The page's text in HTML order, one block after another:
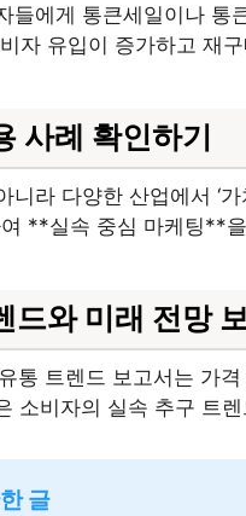
들에게 통큰세일이나
자 유입이 증가하고 재
사례 확인하기
니라 다양한 산업에서 ‘
여 **실속 중심 마케팅**
드와 미래 전망
통 트렌드 보고서는 가
소비자의 실속 추구 트
글